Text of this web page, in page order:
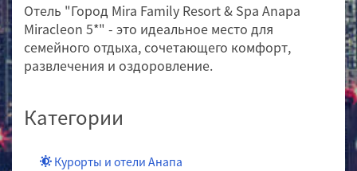
Отель "Город Mira Family Resort & Spa Anapa
Miracleon 5*" - это идеальное место для
семейного отдыха, сочетающего комфорт,
развлечения и оздоровление.
Категории
Курорты и отели Анапа